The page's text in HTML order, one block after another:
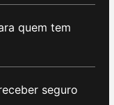
quem tem
seguro